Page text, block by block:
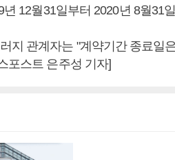
12월31일부터 2020년 8월31
지 관계자는 "계약기간 종료일
포스트 은주성 기자]